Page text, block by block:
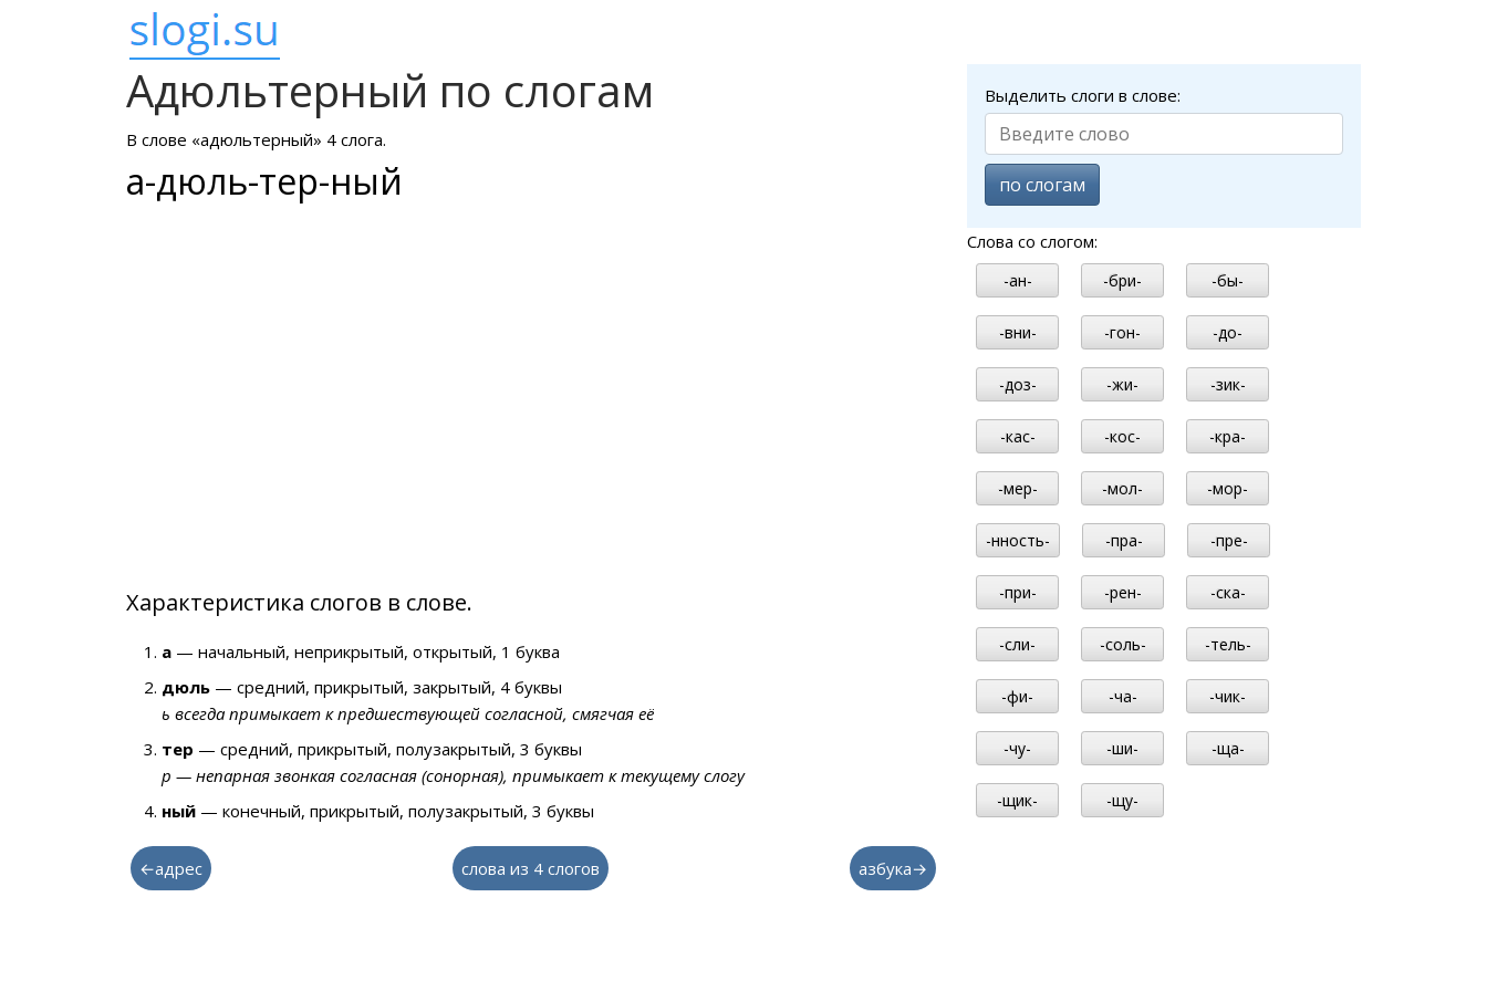
Адюльтерный по слогам
В слове «адюльтерный» 4 слога.
а-дюль-тер-ный
Характеристика слогов в слове.
а — начальный, неприкрытый, открытый, 1 буква
дюль — средний, прикрытый, закрытый, 4 буквы
ь всегда примыкает к предшествующей согласной, смягчая её
тер — средний, прикрытый, полузакрытый, 3 буквы
р — непарная звонкая согласная (сонорная), примыкает к текущему слогу
ный — конечный, прикрытый, полузакрытый, 3 буквы
←адрес слова из 4 слогов азбука→
Выделить слоги в слове:
по слогам
Слова со слогом:
-ан- -бри- -бы-
-вни- -гон- -до-
-доз- -жи- -зик-
-кас- -кос- -кра-
-мер- -мол- -мор-
-нность- -пра- -пре-
-при- -рен- -ска-
-сли- -соль- -тель-
-фи- -ча- -чик-
-чу- -ши- -ща-
-щик- -щу-